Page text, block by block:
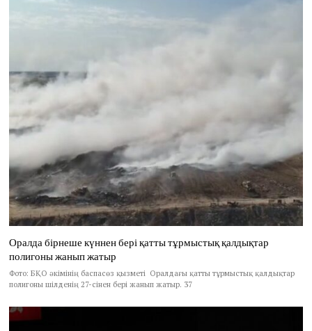
Оралда бірнеше күннен бері қатты тұрмыстық қалдықтар
полигоны жанып жатыр
Фото: БҚО әкімінің баспасөз қызметі Оралдағы қатты тұрмыстық қалдықтар
полигоны шілденің 27-сінен бері жанып жатыр. 37